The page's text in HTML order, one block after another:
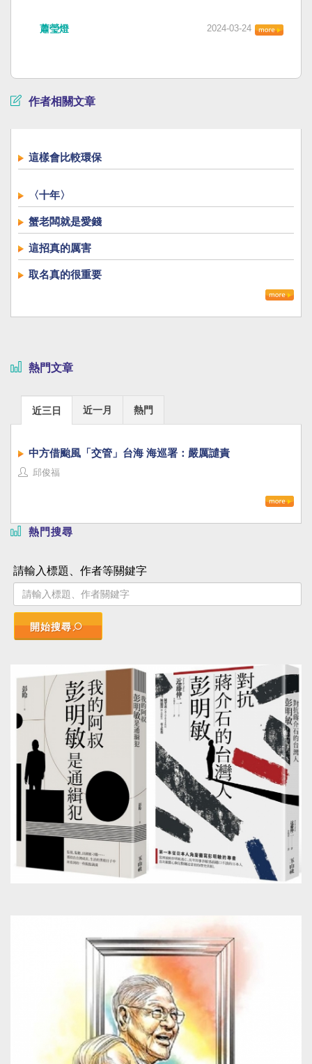
蕭瑩燈 2024-03-24
作者相關文章
這樣會比較環保
〈十年〉
蟹老闆就是愛錢
這招真的厲害
取名真的很重要
熱門文章
近三日 近一月 熱門
中方借颱風「交管」台海 海巡署：嚴厲譴責
邱俊福
熱門搜尋
請輸入標題、作者等關鍵字
開始搜尋